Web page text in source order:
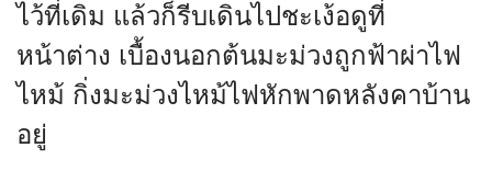
ไว้ที่เดิม แล้วก็รีบเดินไปชะเง้อดูที่
หน้าต่าง เบื้องนอกต้นมะม่วงถูกฟ้าผ่าไฟ
ไหม้ กิ่งมะม่วงไหม้ไฟหักพาดหลังคาบ้าน
อยู่